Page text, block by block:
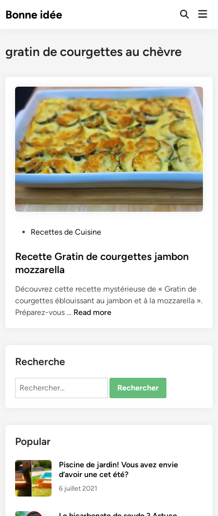
toBonne idée
Open
gratin de courgettes au chèvre
s
t
d
i
n
Recettes de Cuisine
Recette Gratin de courgettes jambon
mozzarella
Découvrez cette recette mystérieuse de « Gratin de
courgettes éblouissant au jambon et à la mozzarella ».
Préparez-vous … R
d
e
c
u
Read more
Recherche
Rechercher :
Popular
Piscine de jardin! Vous avez envie
d’avoir une cet été?
6 juillet 2021